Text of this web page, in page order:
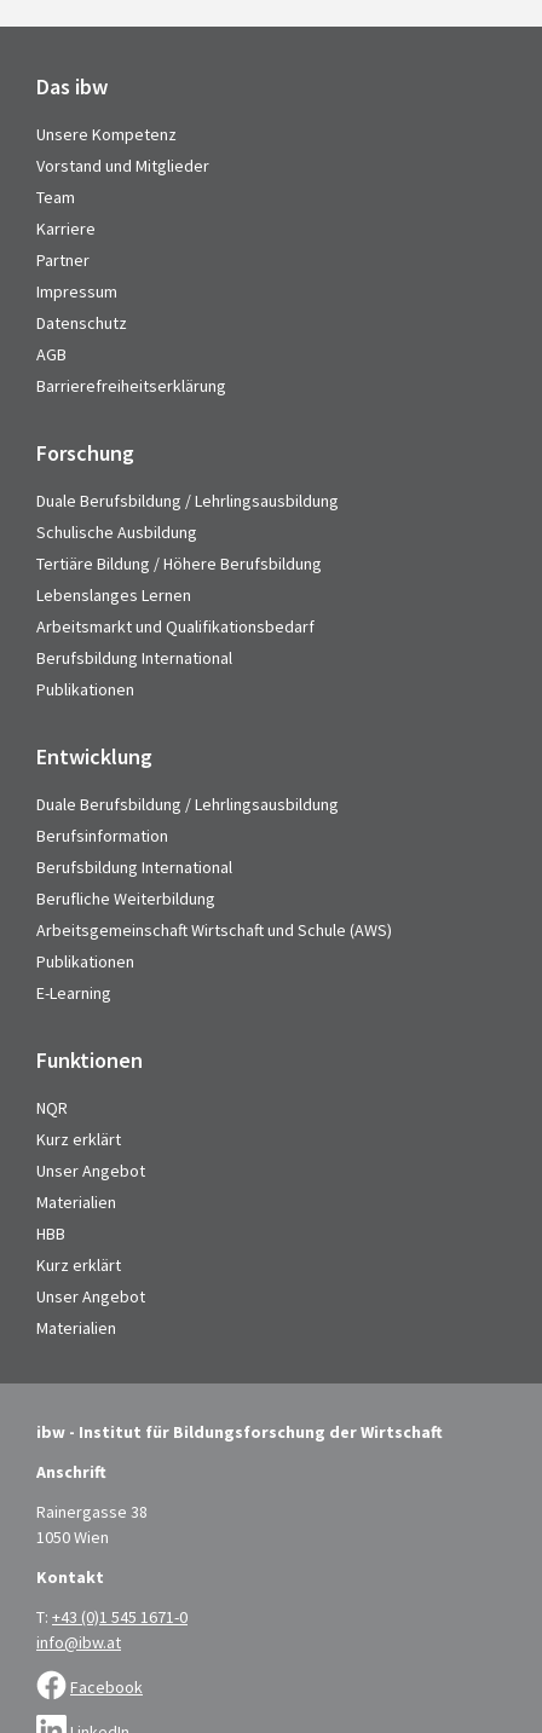
Das ibw
Unsere Kompetenz
Vorstand und Mitglieder
Team
Karriere
Partner
Impressum
Datenschutz
AGB
Barrierefreiheitserklärung
Forschung
Duale Berufsbildung / Lehrlingsausbildung
Schulische Ausbildung
Tertiäre Bildung / Höhere Berufsbildung
Lebenslanges Lernen
Arbeitsmarkt und Qualifikationsbedarf
Berufsbildung International
Publikationen
Entwicklung
Duale Berufsbildung / Lehrlingsausbildung
Berufsinformation
Berufsbildung International
Berufliche Weiterbildung
Arbeitsgemeinschaft Wirtschaft und Schule (AWS)
Publikationen
E-Learning
Funktionen
NQR
Kurz erklärt
Unser Angebot
Materialien
HBB
Kurz erklärt
Unser Angebot
Materialien
ibw - Institut für Bildungsforschung der Wirtschaft
Anschrift
Rainergasse 38
1050 Wien
Kontakt
T: +43 (0)1 545 1671-0
info@ibw.at
Facebook